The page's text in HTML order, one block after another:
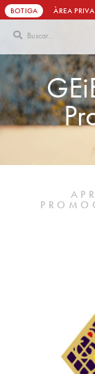
Vés
al
contingut
BOTIGA ÀREA
GEi
Pr